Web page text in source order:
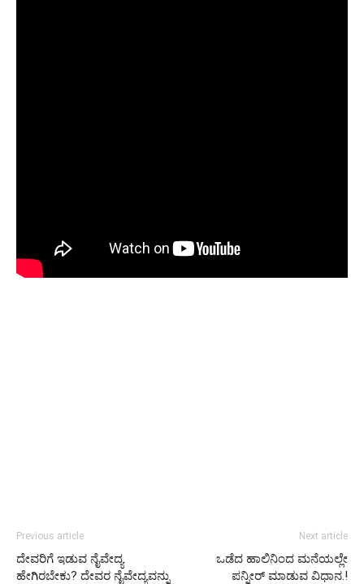
Previous article
ದೇವರಿಗೆ ಇಡುವ ನೈವೇದ್ಯ
ಹೇಗಿರಬೇಕು? ದೇವರ ನೈವೇದ್ಯವನ್ನು
Next article
ಒಡೆದ ಹಾಲಿನಿಂದ ಮನೆಯಲ್ಲೇ
ಪನ್ನೀರ್ ಮಾಡುವ ವಿಧಾನ.!